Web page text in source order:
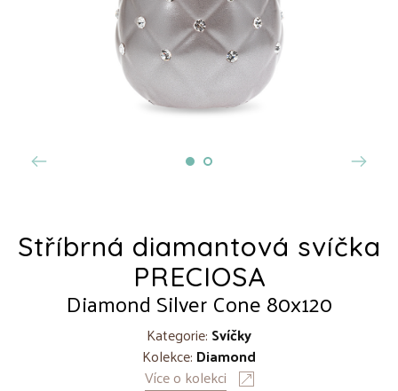
Stříbrná diamantová svíčka
PRECIOSA
Diamond Silver Cone 80x120
Kategorie: Svíčky
Kolekce: Diamond
Více o kolekci